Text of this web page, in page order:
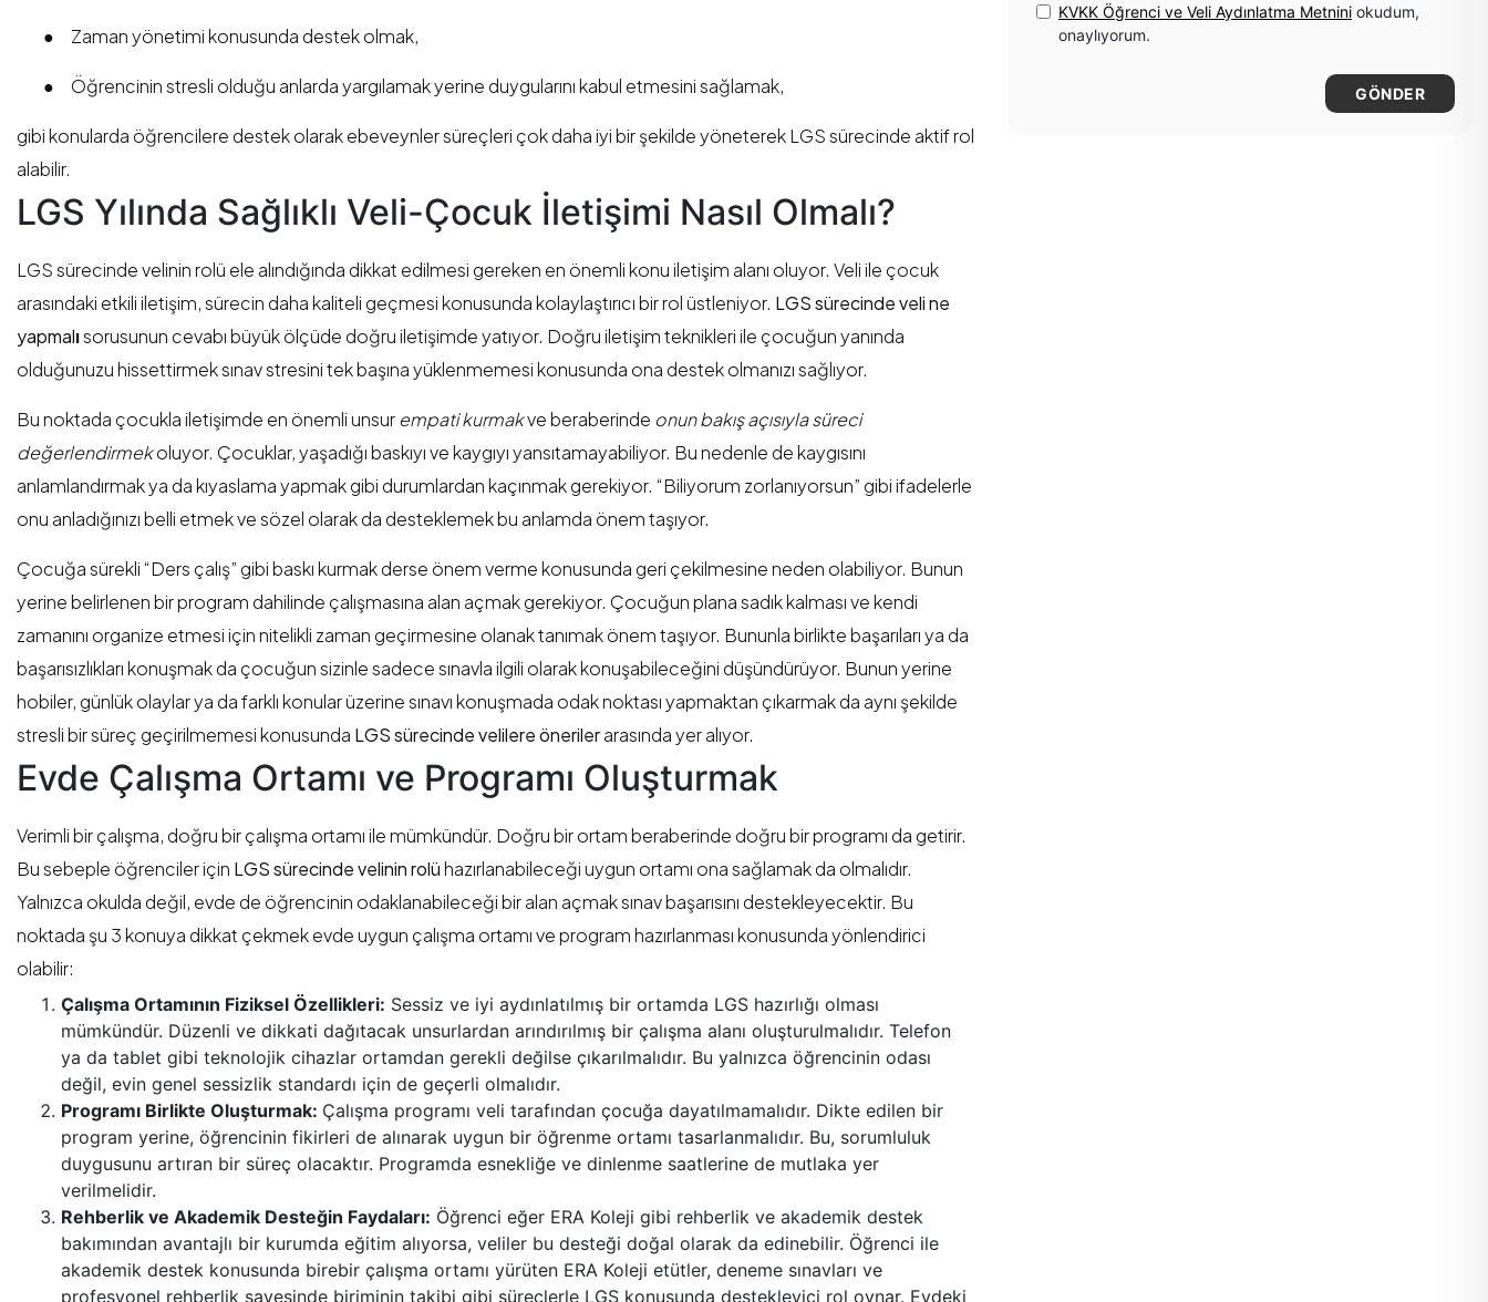
● Zaman yönetimi konusunda destek olmak,
● Öğrencinin stresli olduğu anlarda yargılamak yerine duygularını kabul etmesini sağlamak,
gibi konularda öğrencilere destek olarak ebeveynler süreçleri çok daha iyi bir şekilde yöneterek LGS sürecinde aktif rol
alabilir.
LGS Yılında Sağlıklı Veli-Çocuk İletişimi Nasıl Olmalı?
LGS sürecinde velinin rolü ele alındığında dikkat edilmesi gereken en önemli konu iletişim alanı oluyor. Veli ile çocuk
arasındaki etkili iletişim, sürecin daha kaliteli geçmesi konusunda kolaylaştırıcı bir rol üstleniyor. LGS sürecinde veli ne
yapmalısorusunun cevabı büyük ölçüde doğru iletişimde yatıyor. Doğru iletişim teknikleri ile çocuğun yanında
olduğunuzu hissettirmek sınav stresini tek başına yüklenmemesi konusunda ona destek olmanızı sağlıyor.
Bu noktada çocukla iletişimde en önemli unsur empati kurmakve beraberinde onun bakış açısıyla süreci
değerlendirmekoluyor. Çocuklar, yaşadığı baskıyı ve kaygıyı yansıtamayabiliyor. Bu nedenle de kaygısını
anlamlandırmak ya da kıyaslama yapmak gibi durumlardan kaçınmak gerekiyor. “Biliyorum zorlanıyorsun” gibi ifadelerle
onu anladığınızı belli etmek ve sözel olarak da desteklemek bu anlamda önem taşıyor.
Çocuğa sürekli “Ders çalış” gibi baskı kurmak derse önem verme konusunda geri çekilmesine neden olabiliyor. Bunun
yerine belirlenen bir program dahilinde çalışmasına alan açmak gerekiyor. Çocuğun plana sadık kalması ve kendi
zamanını organize etmesi için nitelikli zaman geçirmesine olanak tanımak önem taşıyor. Bununla birlikte başarıları ya da
başarısızlıkları konuşmak da çocuğun sizinle sadece sınavla ilgili olarak konuşabileceğini düşündürüyor. Bunun yerine
hobiler, günlük olaylar ya da farklı konular üzerine sınavı konuşmada odak noktası yapmaktan çıkarmak da aynı şekilde
stresli bir süreç geçirilmemesi konusunda LGS sürecinde velilere önerilerarasında yer alıyor.
Evde Çalışma Ortamı ve Programı Oluşturmak
Verimli bir çalışma, doğru bir çalışma ortamı ile mümkündür. Doğru bir ortam beraberinde doğru bir programı da getirir.
Bu sebeple öğrenciler için LGS sürecinde velinin rolühazırlanabileceği uygun ortamı ona sağlamak da olmalıdır.
Yalnızca okulda değil, evde de öğrencinin odaklanabileceği bir alan açmak sınav başarısını destekleyecektir. Bu
noktada şu 3 konuya dikkat çekmek evde uygun çalışma ortamı ve program hazırlanması konusunda yönlendirici
olabilir:
Çalışma Ortamının Fiziksel Özellikleri: Sessiz ve iyi aydınlatılmış bir ortamda LGS hazırlığı olması
mümkündür. Düzenli ve dikkati dağıtacak unsurlardan arındırılmış bir çalışma alanı oluşturulmalıdır. Telefon
ya da tablet gibi teknolojik cihazlar ortamdan gerekli değilse çıkarılmalıdır. Bu yalnızca öğrencinin odası
değil, evin genel sessizlik standardı için de geçerli olmalıdır.
Programı Birlikte Oluşturmak: Çalışma programı veli tarafından çocuğa dayatılmamalıdır. Dikte edilen bir
program yerine, öğrencinin fikirleri de alınarak uygun bir öğrenme ortamı tasarlanmalıdır. Bu, sorumluluk
duygusunu artıran bir süreç olacaktır. Programda esnekliğe ve dinlenme saatlerine de mutlaka yer
verilmelidir.
Rehberlik ve Akademik Desteğin Faydaları: Öğrenci eğer ERA Koleji gibi rehberlik ve akademik destek
bakımından avantajlı bir kurumda eğitim alıyorsa, veliler bu desteği doğal olarak da edinebilir. Öğrenci ile
akademik destek konusunda birebir çalışma ortamı yürüten ERA Koleji etütler, deneme sınavları ve
profesyonel rehberlik sayesinde biriminin takibi gibi süreçlerle LGS konusunda destekleyici rol oynar. Evdeki
KVKK Öğrenci ve Veli Aydınlatma Metnini okudum,
onaylıyorum.
GÖNDER